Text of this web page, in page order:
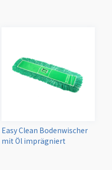
Easy Clean Bodenwischer
mit Öl imprägniert